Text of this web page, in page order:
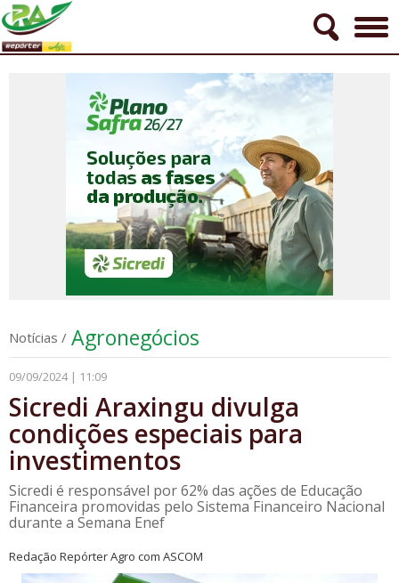
Notícias / Agronegócios
09/09/2024 | 11:09
Sicredi Araxingu divulga
condições especiais para
investimentos
Sicredi é responsável por 62% das ações de Educação
Financeira promovidas pelo Sistema Financeiro Nacional
durante a Semana Enef
Redação Repórter Agro com ASCOM